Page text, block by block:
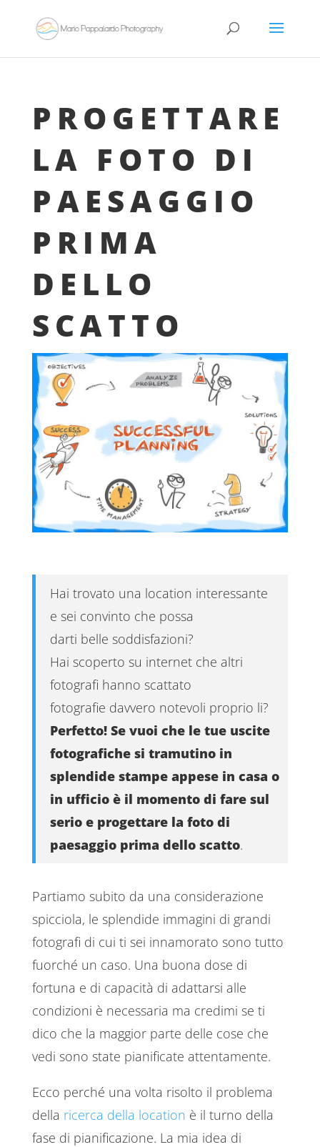
PROGETTARE
LA FOTO DI
PAESAGGIO
PRIMA
DELLO
SCATTO
Hai trovato una location interessante
e sei convinto che possa
darti belle soddisfazioni?
Hai scoperto su internet che altri
fotografi hanno scattato
fotografie davvero notevoli proprio li?
Perfetto! Se vuoi che le tue uscite
fotografiche si tramutino in
splendide stampe appese in casa o
in ufficio è il momento di fare sul
serio e progettare la foto di
paesaggio prima dello scatto.
Partiamo subito da una considerazione
spicciola, le splendide immagini di grandi
fotografi di cui ti sei innamorato sono tutto
fuorché un caso. Una buona dose di
fortuna e di capacità di adattarsi alle
condizioni è necessaria ma credimi se ti
dico che la maggior parte delle cose che
vedi sono state pianificate attentamente.
Ecco perché una volta risolto il problema
della ricerca della location è il turno della
fase di pianificazione. La mia idea di